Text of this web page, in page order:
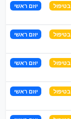
בטיפול יוזם ראשי
בטיפול יוזם ראשי
בטיפול יוזם ראשי
בטיפול יוזם ראשי